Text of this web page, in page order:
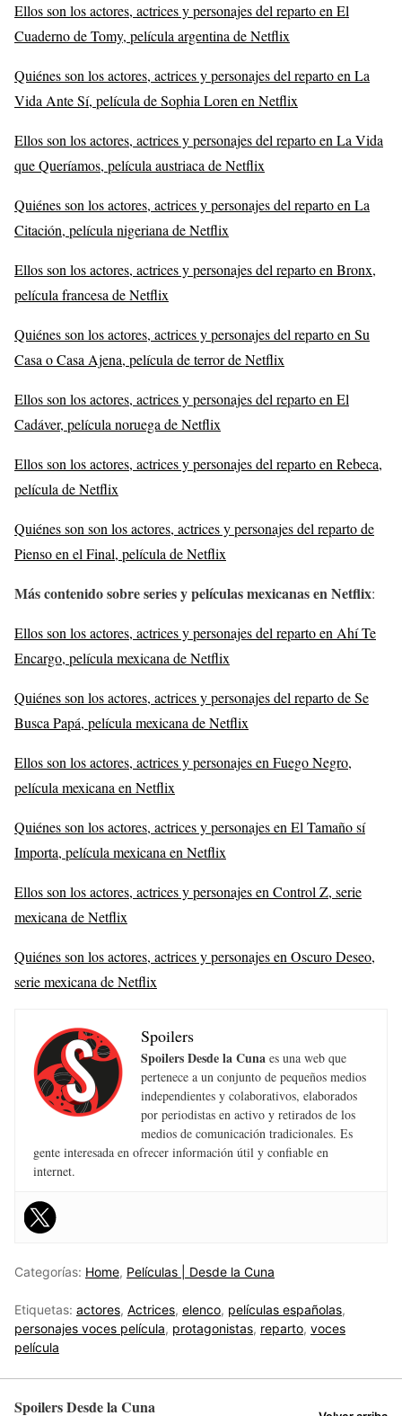
Ellos son los actores, actrices y personajes del reparto en El
Cuaderno de Tomy, película argentina de Netflix
Quiénes son los actores, actrices y personajes del reparto en La
Vida Ante Sí, película de Sophia Loren en Netflix
Ellos son los actores, actrices y personajes del reparto en La Vida
que Queríamos, película austriaca de Netflix
Quiénes son los actores, actrices y personajes del reparto en La
Citación, película nigeriana de Netflix
Ellos son los actores, actrices y personajes del reparto en Bronx,
película francesa de Netflix
Quiénes son los actores, actrices y personajes del reparto en Su
Casa o Casa Ajena, película de terror de Netflix
Ellos son los actores, actrices y personajes del reparto en El
Cadáver, película noruega de Netflix
Ellos son los actores, actrices y personajes del reparto en Rebeca,
película de Netflix
Quiénes son son los actores, actrices y personajes del reparto de
Pienso en el Final, película de Netflix
Más contenido sobre series y películas mexicanas en Netflix:
Ellos son los actores, actrices y personajes del reparto en Ahí Te
Encargo, película mexicana de Netflix
Quiénes son los actores, actrices y personajes del reparto de Se
Busca Papá, película mexicana de Netflix
Ellos son los actores, actrices y personajes en Fuego Negro,
película mexicana en Netflix
Quiénes son los actores, actrices y personajes en El Tamaño sí
Importa, película mexicana en Netflix
Ellos son los actores, actrices y personajes en Control Z, serie
mexicana de Netflix
Quiénes son los actores, actrices y personajes en Oscuro Deseo,
serie mexicana de Netflix
Spoilers
Spoilers Desde la Cuna es una web que
pertenece a un conjunto de pequeños medios
independientes y colaborativos, elaborados
por periodistas en activo y retirados de los
medios de comunicación tradicionales. Es
gente interesada en ofrecer información útil y confiable en
internet.
Categorías: Home, Películas | Desde la Cuna
Etiquetas: actores, Actrices, elenco, películas españolas,
personajes voces película, protagonistas, reparto, voces
película
Spoilers Desde la Cuna